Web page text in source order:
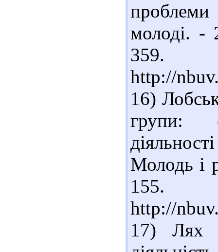
молоді.
359.
http://
16)
групи:
Молодь і
155.
http://
17) Лях